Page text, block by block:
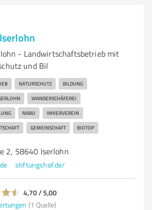
- Landwirtschaftsbetrieb mit
und Bil
NATURSCHUTZ BILDUNG
WANDERSCHÄFEREI
NABU IMKERVEREIN
GEMEINSCHAFT BIOTOP
2, 58640 Iserlohn
stiftungshof.de/
4,70 / 5,00
(1 Quelle)